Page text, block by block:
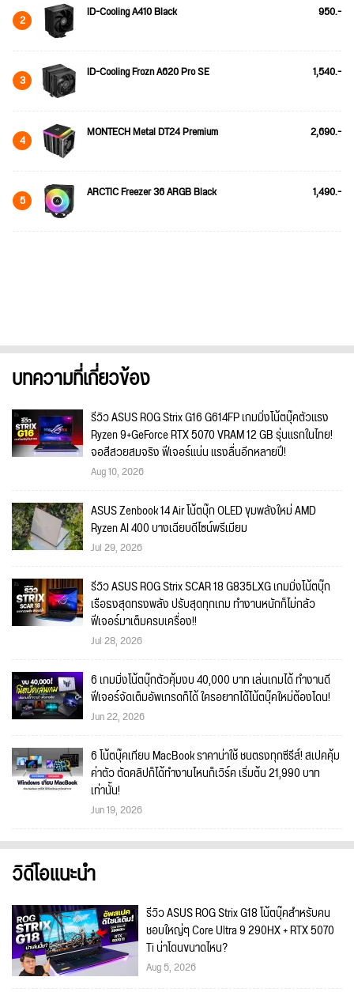
2 ID-Cooling A410 Black 950.-
3 ID-Cooling Frozn A620 Pro SE 1,540.-
4 MONTECH Metal DT24 Premium 2,690.-
5 ARCTIC Freezer 36 ARGB Black 1,490.-
บทความที่เกี่ยวข้อง
รีวิว ASUS ROG Strix G16 G614FP เกมมิ่งโน้ตบุ๊คตัวแรง
Ryzen 9+GeForce RTX 5070 VRAM 12 GB รุ่นแรกในไทย!
จอสีสวยสมจริง ฟีเจอร์แน่น แรงลื่นอีกหลายปี!
Aug 10, 2026
ASUS Zenbook 14 Air โน้ตบุ๊ก OLED ขุมพลังใหม่ AMD
Ryzen AI 400 บางเฉียบดีไซน์พรีเมียม
Jul 29, 2026
รีวิว ASUS ROG Strix SCAR 18 G835LXG เกมมิ่งโน้ตบุ๊ก
เรือธงสุดทรงพลัง ปรับสุดทุกเกม ทำงานหนักก็ไม่กลัว
ฟีเจอร์มาเต็มครบเครื่อง!!
Jul 28, 2026
6 เกมมิ่งโน้ตบุ๊กตัวคุ้มงบ 40,000 บาท เล่นเกมได้ ทำงานดี
ฟีเจอร์จัดเต็มอัพเกรดก็ได้ ใครอยากได้โน้ตบุ๊คใหม่ต้องโดน!
Jun 22, 2026
6 โน้ตบุ๊คเทียบ MacBook ราคาน่าใช้ ชนตรงทุกซีรีส์! สเปคคุ้ม
ค่าตัว ตัดคลิปก็ได้ทำงานไหนก็เวิร์ค เริ่มต้น 21,990 บาท
เท่านั้น!
Jun 19, 2026
วิดีโอแนะนำ
รีวิว ASUS ROG Strix G18 โน้ตบุ๊คสำหรับคน
ชอบใหญ่ๆ Core Ultra 9 290HX + RTX 5070
Ti น่าโดนขนาดไหน?
Aug 5, 2026